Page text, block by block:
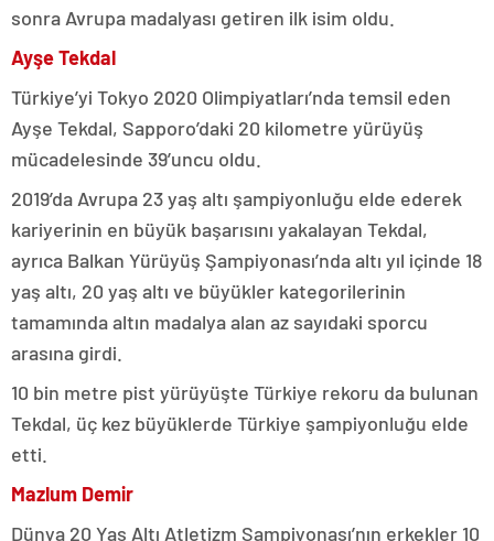
sonra Avrupa madalyası getiren ilk isim oldu.
Ayşe Tekdal
Türkiye’yi Tokyo 2020 Olimpiyatları’nda temsil eden
Ayşe Tekdal, Sapporo’daki 20 kilometre yürüyüş
mücadelesinde 39’uncu oldu.
2019’da Avrupa 23 yaş altı şampiyonluğu elde ederek
kariyerinin en büyük başarısını yakalayan Tekdal,
ayrıca Balkan Yürüyüş Şampiyonası’nda altı yıl içinde 18
yaş altı, 20 yaş altı ve büyükler kategorilerinin
tamamında altın madalya alan az sayıdaki sporcu
arasına girdi.
10 bin metre pist yürüyüşte Türkiye rekoru da bulunan
Tekdal, üç kez büyüklerde Türkiye şampiyonluğu elde
etti.
Mazlum Demir
Dünya 20 Yaş Altı Atletizm Şampiyonası’nın erkekler 10